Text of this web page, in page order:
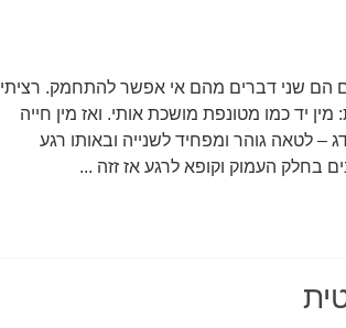
הם שני דברים מהם אי אפשר להתחמק. רציתי
יד כמו מטונפת מושכת אותי. ואז מין חייה
– לטאה גוהר ומפחיד לשנייה ובאותו רגע
בחלק העמוק וקופא לרגע אז זזה ...